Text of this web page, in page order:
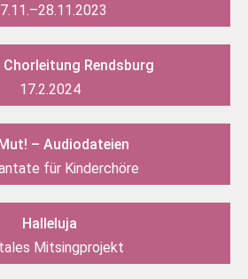
Rendsburg
17.2.2024
– Audiodateien
für Kinderchöre
Halleluja
Mitsingprojekt